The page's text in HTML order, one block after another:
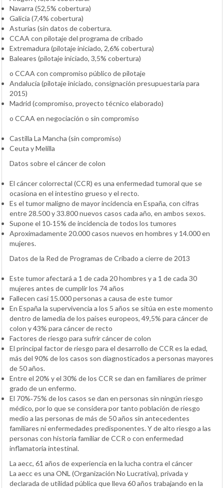
Navarra (52,5% cobertura)
Galicia (7,4% cobertura)
Asturias (sin datos de cobertura.
CCAA con pilotaje del programa de cribado
Extremadura (pilotaje iniciado, 2,6% cobertura)
Baleares (pilotaje iniciado, 3,5% cobertura)
o CCAA con compromiso público de pilotaje
Andalucía (pilotaje iniciado, consignación presupuestaria para
2015)
Madrid (compromiso, proyecto técnico elaborado)
o CCAA en negociación o sin compromiso
Castilla La Mancha (sin compromiso)
Ceuta y Melilla
Datos sobre el cáncer de colon
El cáncer colorrectal (CCR) es una enfermedad tumoral que se
ocasiona en el intestino grueso y el recto.
Es el tumor maligno de mayor incidencia en España, con cifras
entre 28.500 y 33.800 nuevos casos cada año, en ambos sexos.
Supone el 10‐15% de incidencia de todos los tumores
Aproximadamente 20.000 casos nuevos en hombres y 14.000 en
mujeres.
Datos de la Red de Programas de Cribado a cierre de 2013
Este tumor afectará a 1 de cada 20 hombres y a 1 de cada 30
mujeres antes de cumplir los 74 años
Fallecen casi 15.000 personas a causa de este tumor
En España la supervivencia a los 5 años se sitúa en este momento
dentro de lamedia de los países europeos, 49,5% para cáncer de
colon y 43% para cáncer de recto
Factores de riesgo para sufrir cáncer de colon
El principal factor de riesgo para el desarrollo de CCR es la edad,
más del 90% de los casos son diagnosticados a personas mayores
de 50 años.
Entre el 20% y el 30% de los CCR se dan en familiares de primer
grado de un enfermo.
El 70%‐75% de los casos se dan en personas sin ningún riesgo
médico, por lo que se considera por tanto población de riesgo
medio a las personas de más de 50 años sin antecedentes
familiares ni enfermedades predisponentes. Y de alto riesgo a las
personas con historia familiar de CCR o con enfermedad
inflamatoria intestinal.
La aecc, 61 años de experiencia en la lucha contra el cáncer
La aecc es una ONL (Organización No Lucrativa), privada y
declarada de utilidad pública que lleva 60 años trabajando en la